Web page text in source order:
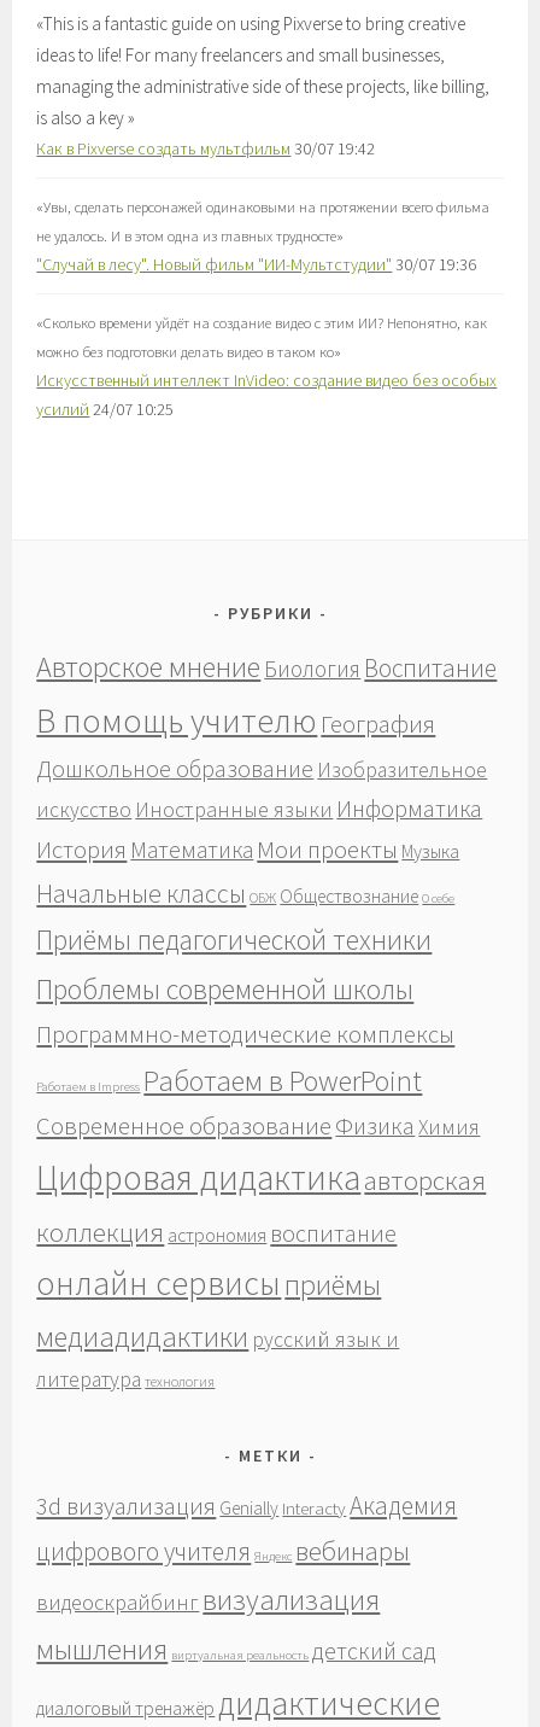
«This is a fantastic guide on using Pixverse to bring creative
ideas to life! For many freelancers and small businesses,
managing the administrative side of these projects, like billing,
is also a key»
Как в Pixverse создать мультфильм 30/07 19:42
«Увы, сделать персонажей одинаковыми на протяжении всего фильма
не удалось. И в этом одна из главных трудносте»
"Случай в лесу". Новый фильм "ИИ-Мультстудии" 30/07 19:36
«Сколько времени уйдёт на создание видео с этим ИИ? Непонятно, как
можно без подготовки делать видео в таком ко»
Искусственный интеллект InVideo: создание видео без особых
усилий 24/07 10:25
РУБРИКИ
Авторское мнение Биология Воспитание
В помощь учителю География
Дошкольное образование Изобразительное
искусство Иностранные языки Информатика
История Математика Мои проекты Музыка
Начальные классы ОБЖ Обществознание О себе
Приёмы педагогической техники
Проблемы современной школы
Программно-методические комплексы
Работаем в Impress Работаем в PowerPoint
Современное образование Физика Химия
Цифровая дидактика авторская
коллекция астрономия воспитание
онлайн сервисы приёмы
медиадидактики русский язык и
литература технология
МЕТКИ
3d визуализация Genially Interacty Академия
цифрового учителя Яндекс вебинары
видеоскрайбинг визуализация
мышления виртуальная реальность детский сад
диалоговый тренажёр дидактические